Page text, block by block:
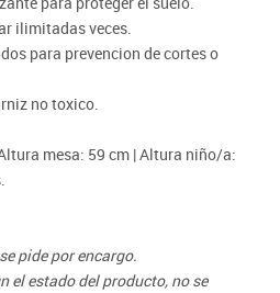
ilimitadas veces.
para prevencion de cortes o
no toxico.
mesa: 59 cm | Altura niño/a:
pide por encargo.
el estado del producto, no se